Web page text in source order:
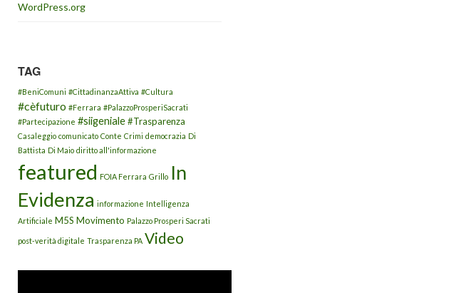
WordPress.org
TAG
#BeniComuni #CittadinanzaAttiva #Cultura
#cèfuturo #Ferrara #PalazzoProsperiSacrati
#Partecipazione #siigeniale#Trasparenza
Casaleggio comunicato Conte Crimi democrazia Di
Battista Di Maio diritto all'informazione
featured FOIA Ferrara Grillo In
Evidenza informazione Intelligenza
Artificiale M5S Movimento Palazzo Prosperi Sacrati
post-verità digitale Trasparenza PA Video